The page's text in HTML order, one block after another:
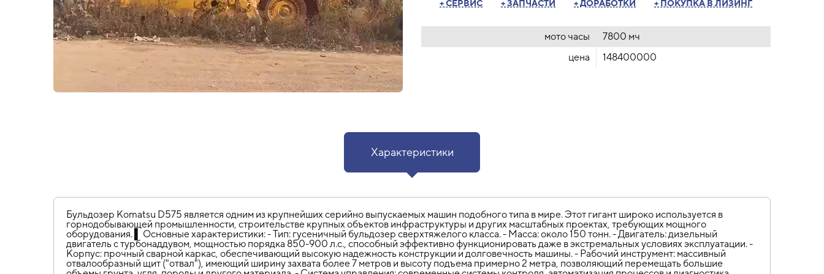
+ СЕРВИС + ЗАПЧАСТИ + ДОРАБОТКИ + ПОКУПКА В ЛИЗИНГ
мото часы
7800 мч
цена
148400000
Характеристики
Бульдозер Komatsu D575 является одним из крупнейших серийно выпускаемых машин подобного типа в мире. Этот гигант широко используется в
горнодобывающей промышленности, строительстве крупных объектов инфраструктуры и других масштабных проектах, требующих мощного
оборудования. ▌ Основные характеристики: - Тип: гусеничный бульдозер сверхтяжелого класса. - Масса: около 150 тонн. - Двигатель: дизельный
двигатель с турбонаддувом, мощностью порядка 850-900 л.с., способный эффективно функционировать даже в экстремальных условиях эксплуатации. -
Корпус: прочный сварной каркас, обеспечивающий высокую надежность конструкции и долговечность машины. - Рабочий инструмент: массивный
отвалообразный щит ("отвал"), имеющий ширину захвата более 7 метров и высоту подъема примерно 2 метра, позволяющий перемещать большие